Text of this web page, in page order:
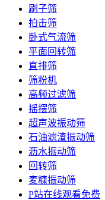
刷子筛
拍击筛
卧式气流筛
平面回转筛
直排筛
筛粉机
高频过滤筛
摇摆筛
超声波振动筛
石油滤渣振动筛
沥水振动筛
回转筛
麦糠振动筛
P站在线观看免费